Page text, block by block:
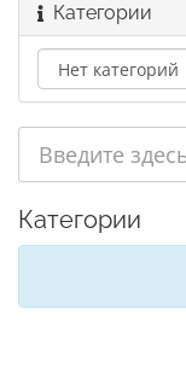
Категории
Категории